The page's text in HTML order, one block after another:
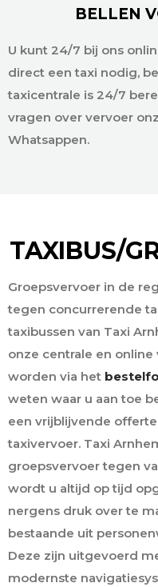
BELLEN
U kunt 24/7 bij ons
direct een taxi nodig,
taxicentrale is 24/7
vragen over vervoer
Whatsappen.
TAXIBUS/
Groepsvervoer in de
tegen concurrerende
taxibussen van Taxi
onze centrale en
worden via het
weten waar u aan toe
een vrijblijvende
taxivervoer. Taxi
groepsvervoer tegen
wordt u altijd op tijd
nergens druk over te
bestaande uit
Deze zijn uitgevoerd
modernste